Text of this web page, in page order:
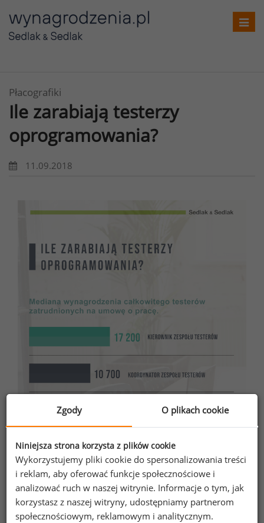
Płacografiki
Ile zarabiają testerzy
oprogramowania?
11.09.2018
Zgody O plikach cookie
Niniejsza strona korzysta z plików cookie
Wykorzystujemy pliki cookie do spersonalizowania treści
i reklam, aby oferować funkcje społecznościowe i
analizować ruch w naszej witrynie. Informacje o tym, jak
korzystasz z naszej witryny, udostępniamy partnerom
społecznościowym, reklamowym i analitycznym.